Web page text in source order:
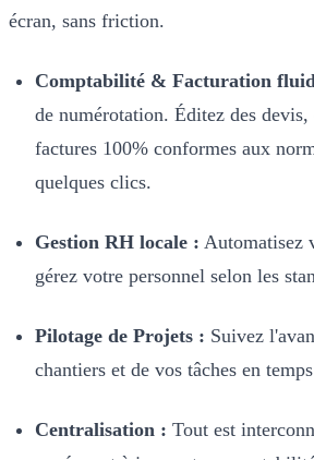
écran, sans friction.
Comptabilité & Facturation
de numérotation. Éditez des devis,
factures 100% conformes aux
quelques clics.
Gestion RH locale : Automatisez
gérez votre personnel selon les
Pilotage de Projets : Suivez
chantiers et de vos tâches en
Centralisation : Tout est